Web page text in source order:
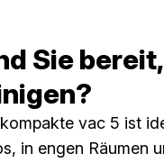
Sie
vac 5 ist
in engen Räumen